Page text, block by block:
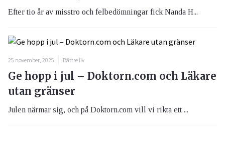
Efter tio år av misstro och felbedömningar fick Nanda H...
25 november, 2025 Bättre liv
Ge hopp i jul – Doktorn.com och Läkare
utan gränser
Julen närmar sig, och på Doktorn.com vill vi rikta ett ...